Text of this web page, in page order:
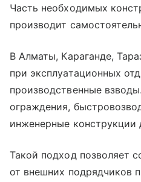
Часть необходимых
производит
В Алматы, Караганде,
при эксплуатационных
производственные
ограждения,
инженерные конструкции
Такой подход позволяет
от внешних подрядчиков